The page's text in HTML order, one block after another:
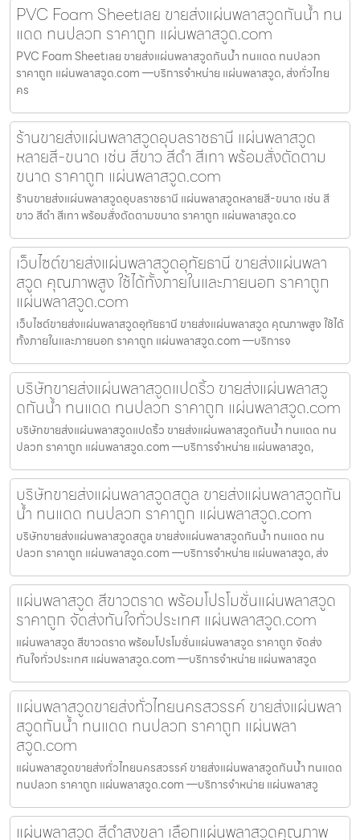
PVC Foam Sheetเลย ขายส่งแผ่นพลาสวูดกันน้ำ ทน
แดด ทนปลวก ราคาถูก แผ่นพลาสวูด.com
PVC Foam Sheetเลย ขายส่งแผ่นพลาสวูดกันน้ำ ทนแดด ทนปลวก
ราคาถูก แผ่นพลาสวูด.com —บริการจำหน่าย แผ่นพลาสวูด, ส่งทั่วไทย
คร
ร้านขายส่งแผ่นพลาสวูดอุบลราชธานี แผ่นพลาสวูด
หลายสี-ขนาด เช่น สีขาว สีดำ สีเทา พร้อมสั่งตัดตาม
ขนาด ราคาถูก แผ่นพลาสวูด.com
ร้านขายส่งแผ่นพลาสวูดอุบลราชธานี แผ่นพลาสวูดหลายสี-ขนาด เช่น สี
ขาว สีดำ สีเทา พร้อมสั่งตัดตามขนาด ราคาถูก แผ่นพลาสวูด.co
เว็บไซต์ขายส่งแผ่นพลาสวูดอุทัยธานี ขายส่งแผ่นพลา
สวูด คุณภาพสูง ใช้ได้ทั้งภายในและภายนอก ราคาถูก
แผ่นพลาสวูด.com
เว็บไซต์ขายส่งแผ่นพลาสวูดอุทัยธานี ขายส่งแผ่นพลาสวูด คุณภาพสูง ใช้ได้
ทั้งภายในและภายนอก ราคาถูก แผ่นพลาสวูด.com —บริการจ
บริษัทขายส่งแผ่นพลาสวูดแปดริ้ว ขายส่งแผ่นพลาสวู
ดกันน้ำ ทนแดด ทนปลวก ราคาถูก แผ่นพลาสวูด.com
บริษัทขายส่งแผ่นพลาสวูดแปดริ้ว ขายส่งแผ่นพลาสวูดกันน้ำ ทนแดด ทน
ปลวก ราคาถูก แผ่นพลาสวูด.com —บริการจำหน่าย แผ่นพลาสวูด,
บริษัทขายส่งแผ่นพลาสวูดสตูล ขายส่งแผ่นพลาสวูดกัน
น้ำ ทนแดด ทนปลวก ราคาถูก แผ่นพลาสวูด.com
บริษัทขายส่งแผ่นพลาสวูดสตูล ขายส่งแผ่นพลาสวูดกันน้ำ ทนแดด ทน
ปลวก ราคาถูก แผ่นพลาสวูด.com —บริการจำหน่าย แผ่นพลาสวูด, ส่ง
แผ่นพลาสวูด สีขาวตราด พร้อมโปรโมชั่นแผ่นพลาสวูด
ราคาถูก จัดส่งทันใจทั่วประเทศ แผ่นพลาสวูด.com
แผ่นพลาสวูด สีขาวตราด พร้อมโปรโมชั่นแผ่นพลาสวูด ราคาถูก จัดส่ง
ทันใจทั่วประเทศ แผ่นพลาสวูด.com —บริการจำหน่าย แผ่นพลาสวูด
แผ่นพลาสวูดขายส่งทั่วไทยนครสวรรค์ ขายส่งแผ่นพลา
สวูดกันน้ำ ทนแดด ทนปลวก ราคาถูก แผ่นพลา
สวูด.com
แผ่นพลาสวูดขายส่งทั่วไทยนครสวรรค์ ขายส่งแผ่นพลาสวูดกันน้ำ ทนแดด
ทนปลวก ราคาถูก แผ่นพลาสวูด.com —บริการจำหน่าย แผ่นพลาสวู
แผ่นพลาสวูด สีดำสงขลา เลือกแผ่นพลาสวูดคุณภาพ